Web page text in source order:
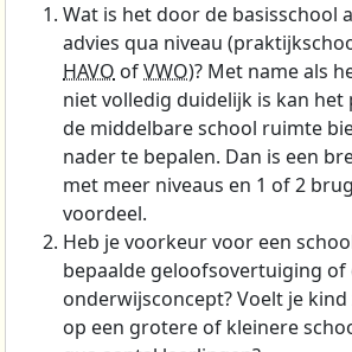
Wat is het door de basisschool
advies qua niveau
HAVO ofVWO)? Met name als
niet volledig duidelijk is kan het
de middelbare school ruimte
nader te bepalen. Dan is een
met meer niveaus en 1 of 2
voordeel.
Heb je voorkeur voor een
bepaalde geloofsovertuiging of
onderwijsconcept? Voelt je
op een grotere of kleinere